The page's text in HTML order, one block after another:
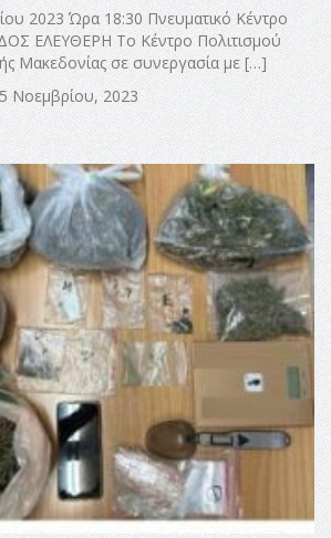
2023 Ώρα 18:30 Πνευματικό Κέντρο
ΕΛΕΥΘΕΡΗ Το Κέντρο Πολιτισμού
Μακεδονίας σε συνεργασία με […]
Νοεμβρίου, 2023